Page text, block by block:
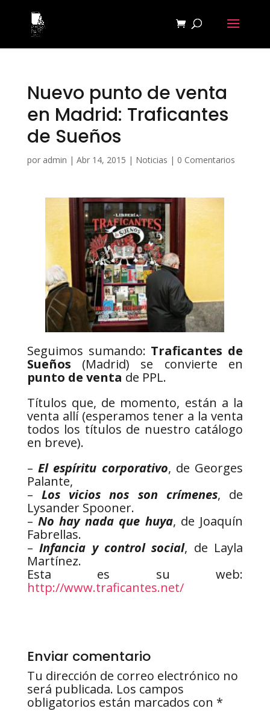
Nuevo punto de venta
en Madrid: Traficantes
de Sueños
por admin | Abr 14, 2015 | Noticias | 0 Comentarios
Seguimos sumando: Traficantes de
Sueños (Madrid) se convierte en
punto de venta de PPL.
Títulos que, de momento, están a la
venta allí (esperamos tener a la venta
todos los títulos de nuestro catálogo
en breve).
–El espíritu corporativo, de Georges
Palante,
–Los vicios nos son crímenes, de
Lysander Spooner.
–No hay nada que huya, de Joaquín
Fabrellas.
–Infancia y control social, de Layla
Martínez.
Esta es su web:
http://www.traficantes.net/
Enviar comentario
Tu dirección de correo electrónico no
será publicada. Los campos
obligatorios están marcados con *